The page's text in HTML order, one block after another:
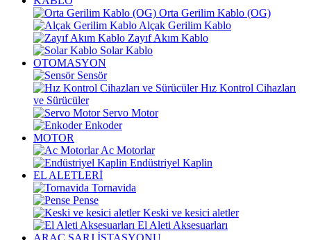
Orta Gerilim Kablo (OG)
Alçak Gerilim Kablo
Zayıf Akım Kablo
Solar Kablo
OTOMASYON
Sensör
Hız Kontrol Cihazları
ve Sürücüler
Servo Motor
Enkoder
MOTOR
Ac Motorlar
Endüstriyel Kaplin
EL ALETLERİ
Tornavida
Pense
Keski ve kesici aletler
El Aleti Aksesuarları
ARAÇ ŞARJ İSTASYONU